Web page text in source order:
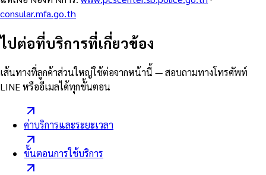
consular.mfa.go.th
ไปต่อที่บริการที่เกี่ยวข้อง
เส้นทางที่ลูกค้าส่วนใหญ่ใช้ต่อจากหน้านี้ — สอบถามทางโทรศัพท์
LINE หรืออีเมลได้ทุกขั้นตอน
ค่าบริการและระยะเวลา
ขั้นตอนการใช้บริการ